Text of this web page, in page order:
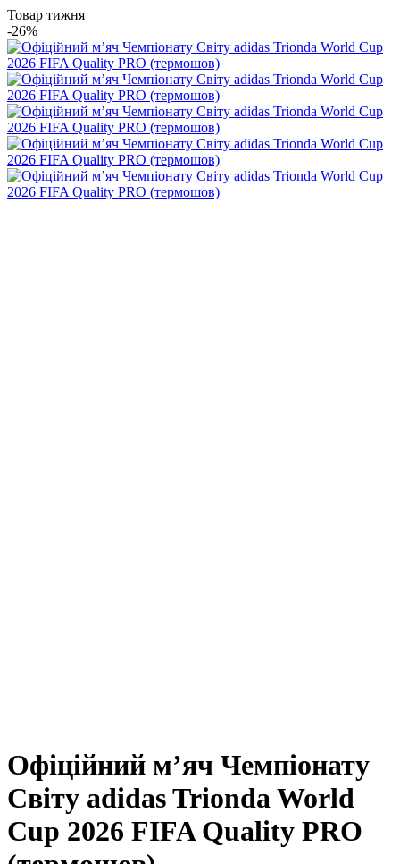
Товар тижня
-26%
Офіційний мʼяч Чемпіонату
Світу adidas Trionda World
Cup 2026 FIFA Quality PRO